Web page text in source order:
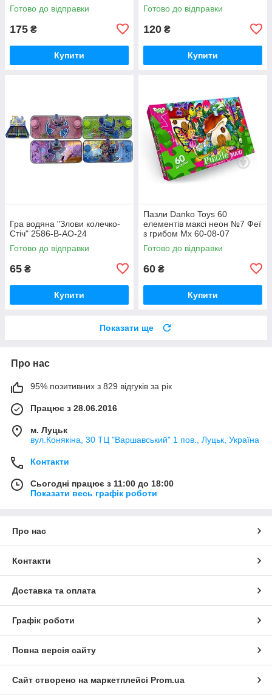
12.5х5.6х14 см (у коробці,
мікс)
Готово до відправки
175 ₴
Купити
картонними фігурками,
українською, у пакеті
Готово до відправки
120 ₴
Купити
Гра водяна "Злови колечко-
Стіч" 2586-В-АO-24
Готово до відправки
65 ₴
Купити
Пазли Danko Toys 60
елементів максі неон №7 Феї
з грибом Мх 60-08-07
Готово до відправки
60 ₴
Купити
Показати ще
Про нас
95% позитивних з 829 відгуків за рік
Працює з 28.06.2016
м. Луцьк
вул.Конякіна, 30 ТЦ "Варшавський" 1 пов., Луцьк, Україна
Контакти
Сьогодні працює з 11:00 до 18:00
Показати весь графік роботи
Про нас
Контакти
Доставка та оплата
Графік роботи
Повна версія сайту
Сайт створено на маркетплейсі Prom.ua